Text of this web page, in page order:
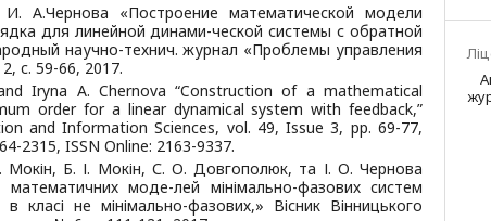
А.Чернова «Построение математической модели
для линейной динами-ческой системы с обратной
научно-технич. журнал «Проблемы управления
c. 59-66, 2017.
Iryna A. Chernova “Construction of a mathematical
order for a linear dynamical system with feedback,”
and Information Sciences, vol. 49, Issue 3, рр. 69-77,
2315, ISSN Online: 2163-9337.
Б. І. Мокін, С. О. Довгополюк, та І. О. Чернова
математичних моде-лей мінімально-фазових систем
класі не мінімально-фазових,» Вісник Вінницького